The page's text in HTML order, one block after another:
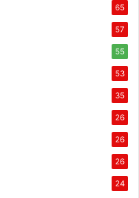
65
57
55
53
35
26
26
26
24